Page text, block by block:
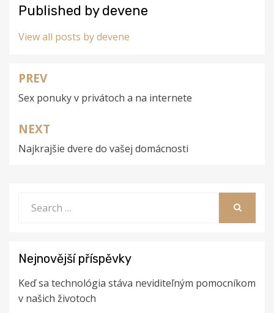
Published bydevene
View all posts by devene
Navigace
pro
příspěvek
PREV
Sex ponuky v privátoch a na internete
NEXT
Najkrajšie dvere do vašej domácnosti
for:
Nejnovější příspěvky
Keď sa technológia stáva neviditeľným pomocníkom
v našich životoch